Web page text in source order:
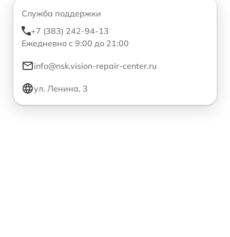
Служба поддержки
+7 (383) 242-94-13
Ежедневно с 9:00 до 21:00
info@nsk.vision-repair-center.ru
ул. Ленина, 3